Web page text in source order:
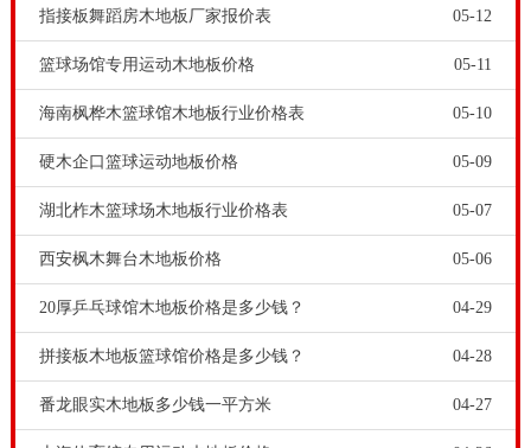
实木运动地板的优点很多，耐潮、耐磨损，不易胶接，
着色性能良好。实木运动地板的原材料有枫木，枫桦
木，柞木，松木，橡胶木等多种，适用于各种专业篮球
比赛场地、专业排球场地、专业羽毛球场、壁球馆、大
型表演舞台场地、乒乓球场等室内体育场馆。舞台木地
板品牌-22厚排球馆木地板厂家报价表，篮球场木地板采
购的时候，要检测其含水率是否均衡。篮球木地板的木
指接板舞蹈房木地板厂家报价表 05-12
篮球场馆专用运动木地板价格 05-11
海南枫桦木篮球馆木地板行业价格表 05-10
硬木企口篮球运动地板价格 05-09
湖北柞木篮球场木地板行业价格表 05-07
西安枫木舞台木地板价格 05-06
20厚乒乓球馆木地板价格是多少钱？ 04-29
拼接板木地板篮球馆价格是多少钱？ 04-28
番龙眼实木地板多少钱一平方米 04-27